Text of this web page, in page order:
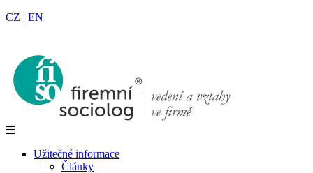
CZ | EN
Užitečné informace
Články